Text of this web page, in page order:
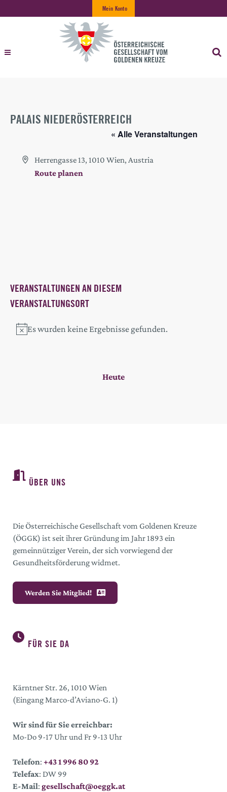
Mein Konto
PALAIS NIEDERÖSTERREICH
« Alle Veranstaltungen
AdresseHerrengasse 13 1010 Wien, Austria
Route planen
VERANSTALTUNGEN AN DIESEM
VERANSTALTUNGSORT
Hinweis
Es wurden keine Ergebnisse gefunden.
Heute
ÜBER UNS
Die Österreichische Gesellschaft vom Goldenen Kreuze
(ÖGGK) ist seit ihrer Gründung im Jahr 1893 ein
gemeinnütziger Verein, der sich vorwiegend der
Gesundheitsförderung widmet.
Werden Sie Mitglied!
FÜR SIE DA
Kärntner Str. 26, 1010 Wien
(Eingang Marco-d’Aviano-G. 1)
Wir sind für Sie erreichbar:
Mo-Do 9-17 Uhr und Fr 9-13 Uhr
Telefon: +43 1 996 80 92
Telefax: DW 99
E-Mail: gesellschaft@oeggk.at